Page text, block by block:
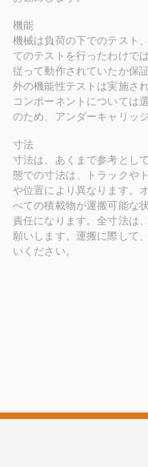
機能
機械は負荷の下でのテスト
てのテストを行ったわけで
従って動作されていたか保
外の機能性テストは実施さ
コンポーネントについては
のため、アンダーキャリッ
寸法
寸法は、あくまで参考とし
態での寸法は、トラックや
や位置により異なります。
べての積載物が運搬可能な
責任になります。全寸法は
願いします。運搬に際して
いください。